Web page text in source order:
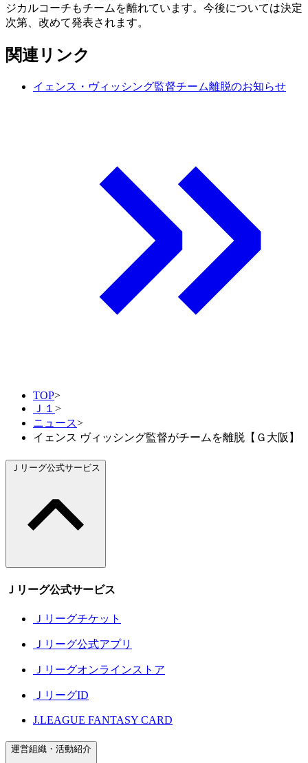
ジカルコーチもチームを離れています。今後については決定
次第、改めて発表されます。
関連リンク
イェンス・ヴィッシング監督チーム離脱のお知らせ
TOP>
Ｊ１ >
ニュース>
イェンス ヴィッシング監督がチームを離脱【Ｇ大阪】
Ｊリーグ公式サービス
Ｊリーグ公式サービス
Ｊリーグチケット
Ｊリーグ公式アプリ
Ｊリーグオンラインストア
ＪリーグID
J.LEAGUE FANTASY CARD
運営組織・活動紹介